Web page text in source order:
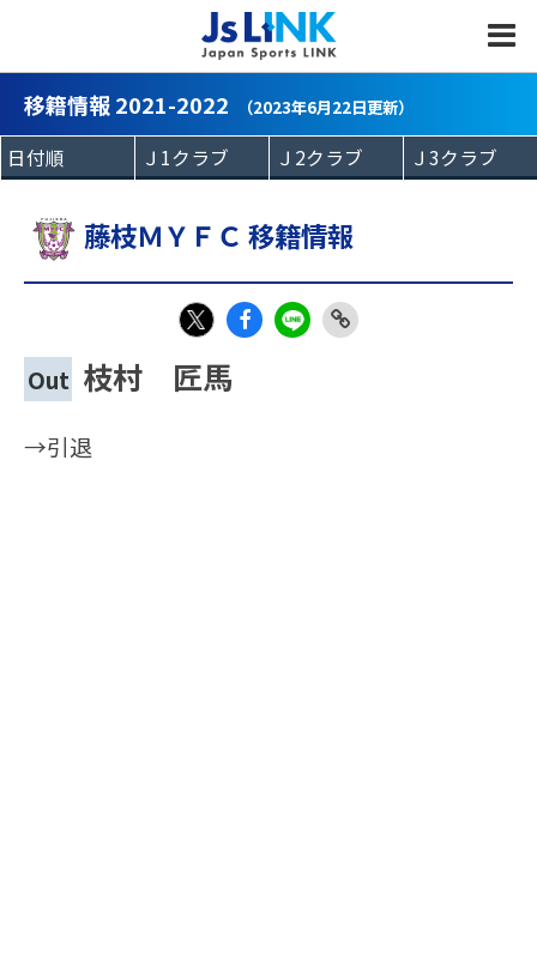
移籍情報 2021-2022 （2023年6月22日更新）
藤枝ＭＹＦＣ 移籍情報
eb
Out 枝村 匠馬
→引退